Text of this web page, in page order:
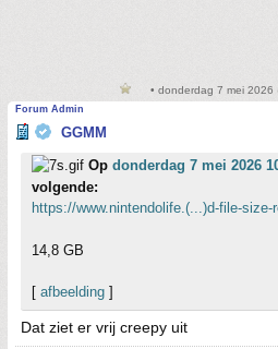
• donderdag 7 mei 2026
Forum Admin
GGMM
Op donderdag 7 mei 2026
volgende:
https://www.nintendolife.(...)d-file-size-
14,8 GB
[ afbeelding ]
Dat ziet er vrij creepy uit